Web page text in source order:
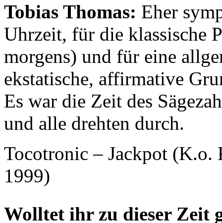
Tobias Thomas: Eher
Uhrzeit, für die klassische
morgens) und für eine
ekstatische, affirmative
Es war die Zeit des
und alle drehten durch.
Tocotronic – Jackpot (K.o.
1999)
Wolltet ihr zu dieser Zeit